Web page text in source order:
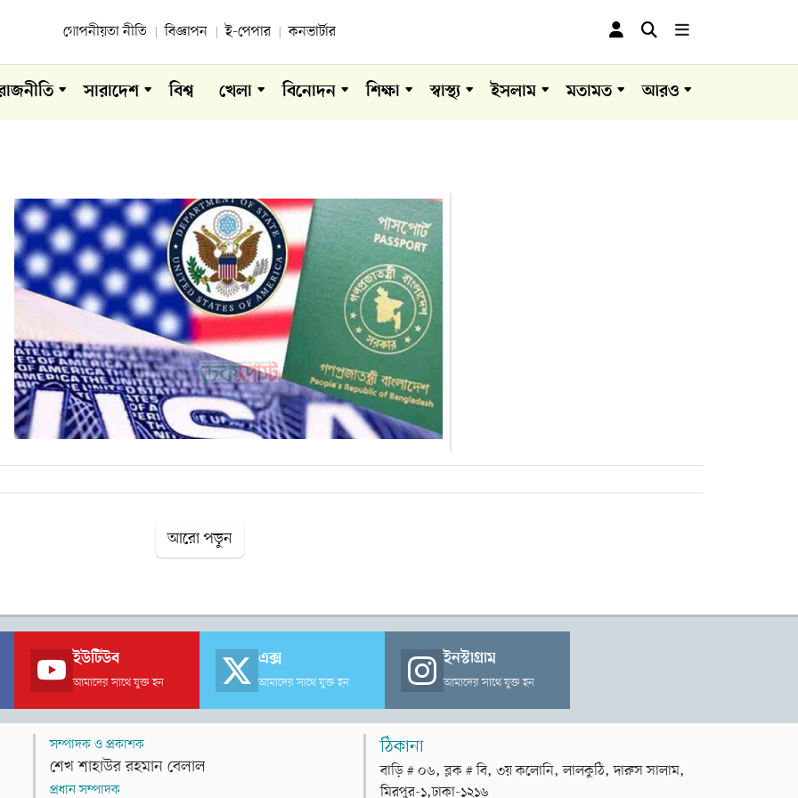
গোপনীয়তা নীতি বিজ্ঞাপন ই-পেপার কনভার্টার
সারাদেশ বিশ্ব খেলা বিনোদন শিক্ষা স্বাস্থ্য ইসলাম মতামত আরও
আরো পড়ুন
ইউটিউব
আমাদের সাথে যুক্ত হন
এক্স
আমাদের সাথে যুক্ত হন
ইনস্টাগ্রাম
আমাদের সাথে যুক্ত হন
সম্পাদক ও প্রকাশক
শেখ শাহাউর রহমান বেলাল
প্রধান সম্পাদক
ঠিকানা
বাড়ি # ০৬, ব্লক # বি, ৩য় কলোনি, লালকুঠি, দারুস সালাম,
মিরপুর-১,ঢাকা-১২১৬